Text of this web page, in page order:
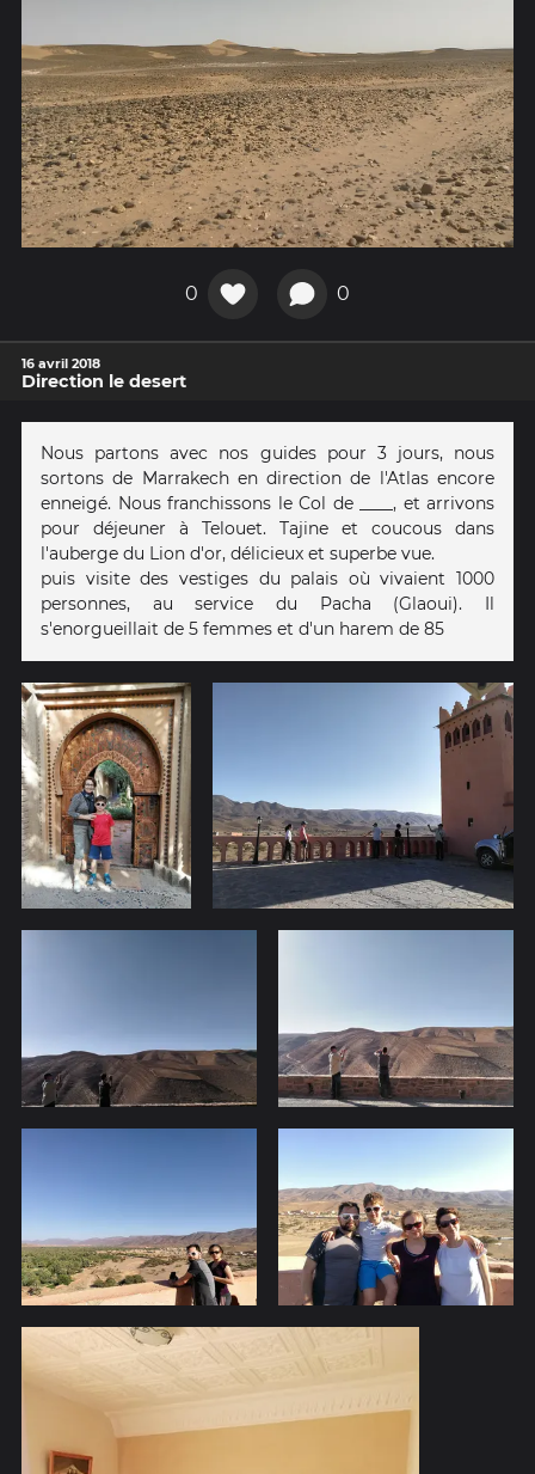
0 0
16 avril 2018
Direction le desert
Nous partons avec nos guides pour 3 jours, nous
sortons de Marrakech en direction de l'Atlas encore
enneigé. Nous franchissons le Col de ____, et arrivons
pour déjeuner à Telouet. Tajine et coucous dans
l'auberge du Lion d'or, délicieux et superbe vue.
puis visite des vestiges du palais où vivaient 1000
personnes, au service du Pacha (Glaoui). Il
s'enorgueillait de 5 femmes et d'un harem de 85